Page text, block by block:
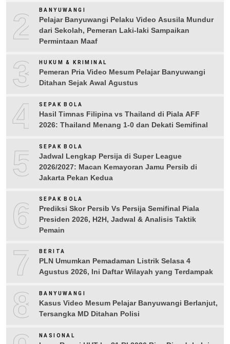
2 BANYUWANGI
Pelajar Banyuwangi Pelaku Video Asusila Mundur
dari Sekolah, Pemeran Laki-laki Sampaikan
Permintaan Maaf
3 HUKUM & KRIMINAL
Pemeran Pria Video Mesum Pelajar Banyuwangi
Ditahan Sejak Awal Agustus
4 SEPAK BOLA
Hasil Timnas Filipina vs Thailand di Piala AFF
2026: Thailand Menang 1-0 dan Dekati Semifinal
5 SEPAK BOLA
Jadwal Lengkap Persija di Super League
2026/2027: Macan Kemayoran Jamu Persib di
Jakarta Pekan Kedua
6 SEPAK BOLA
Prediksi Skor Persib Vs Persija Semifinal Piala
Presiden 2026, H2H, Jadwal & Analisis Taktik
Pemain
7 BERITA
PLN Umumkan Pemadaman Listrik Selasa 4
Agustus 2026, Ini Daftar Wilayah yang Terdampak
8 BANYUWANGI
Kasus Video Mesum Pelajar Banyuwangi Berlanjut,
Tersangka MD Ditahan Polisi
NASIONAL